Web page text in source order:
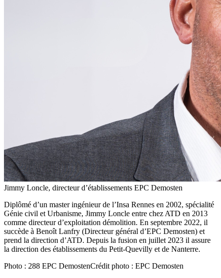
Jimmy Loncle, directeur d’établissements EPC Demosten
Diplômé d’un master ingénieur de l’Insa Rennes en 2002, spécialité
Génie civil et Urbanisme, Jimmy Loncle entre chez ATD en 2013
comme directeur d’exploitation démolition. En septembre 2022, il
succède à Benoît Lanfry (Directeur général d’EPC Demosten) et
prend la direction d’ATD. Depuis la fusion en juillet 2023 il assure
la direction des établissements du Petit-Quevilly et de Nanterre.
Photo : 288 EPC DemostenCrédit photo : EPC Demosten